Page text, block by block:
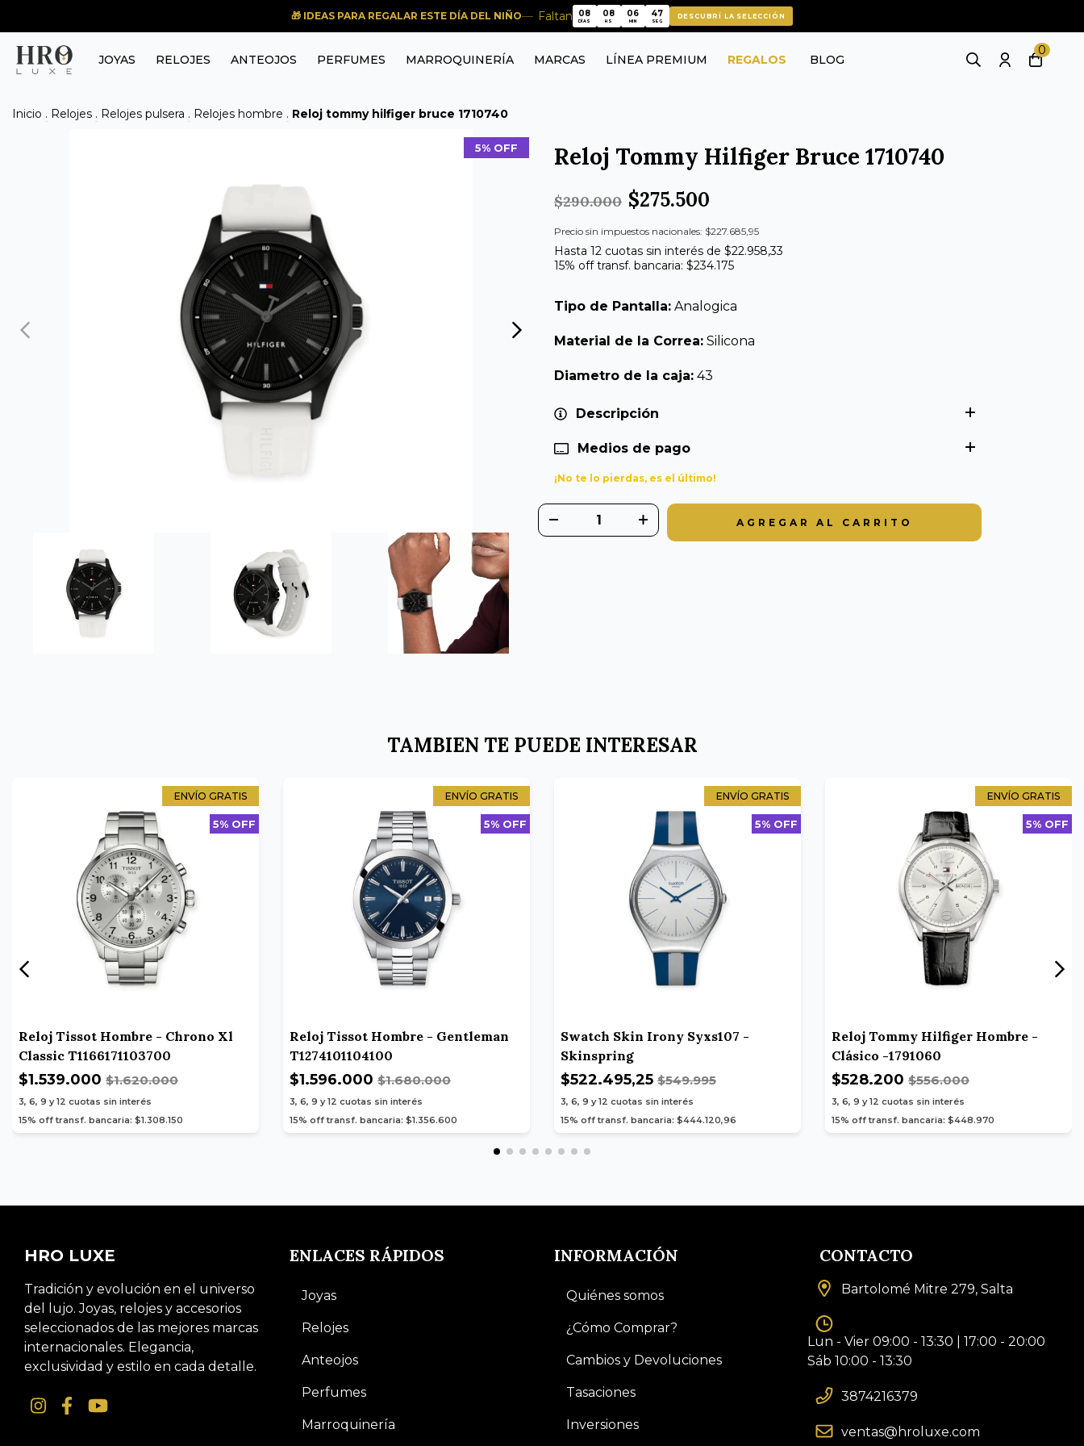
🎁 IDEAS PARA REGALAR ESTE DÍA DEL NIÑO Faltan
08
08
DÍAS
08
08
HS
06
06
MIN
47
47
SEG
DESCUBRÍ LA SELECCIÓN
JOYAS RELOJES ANTEOJOS PERFUMES MARROQUINERÍA MARCAS LÍNEA PREMIUM REGALOS BLOG
0
Inicio . Relojes . Relojes pulsera . Relojes hombre . Reloj tommy hilfiger bruce 1710740
5% OFF Reloj Tommy Hilfiger Bruce 1710740
$290.000 $275.500
Precio sin impuestos nacionales: $227.685,95
Hasta 12 cuotas sin interés de $22.958,33
15% off transf. bancaria: $234.175
Tipo de Pantalla: Analogica
Material de la Correa: Silicona
Diametro de la caja: 43
Descripción
Medios de pago
¡No te lo pierdas, es el último!
TAMBIEN TE PUEDE INTERESAR
ENVÍO GRATIS
5% OFF
Reloj Tissot Hombre - Chrono Xl
Classic T1166171103700
$1.539.000 $1.620.000
3, 6, 9 y 12 cuotas sin interés
15% off transf. bancaria: $1.308.150
ENVÍO GRATIS
5% OFF
Reloj Tissot Hombre - Gentleman
T1274101104100
$1.596.000 $1.680.000
3, 6, 9 y 12 cuotas sin interés
15% off transf. bancaria: $1.356.600
ENVÍO GRATIS
5% OFF
Swatch Skin Irony Syxs107 -
Skinspring
$522.495,25 $549.995
3, 6, 9 y 12 cuotas sin interés
15% off transf. bancaria: $444.120,96
ENVÍO GRATIS
5% OFF
Reloj Tommy Hilfiger Hombre -
Clásico -1791060
$528.200 $556.000
3, 6, 9 y 12 cuotas sin interés
15% off transf. bancaria: $448.970
HRO LUXE
Tradición y evolución en el universo
del lujo. Joyas, relojes y accesorios
seleccionados de las mejores marcas
internacionales. Elegancia,
exclusividad y estilo en cada detalle.
ENLACES RÁPIDOS
Joyas
Relojes
Anteojos
Perfumes
Marroquinería
INFORMACIÓN
Quiénes somos
¿Cómo Comprar?
Cambios y Devoluciones
Tasaciones
Inversiones
CONTACTO
Bartolomé Mitre 279, Salta
Lun - Vier 09:00 - 13:30 | 17:00 - 20:00
Sáb 10:00 - 13:30
3874216379
ventas@hroluxe.com